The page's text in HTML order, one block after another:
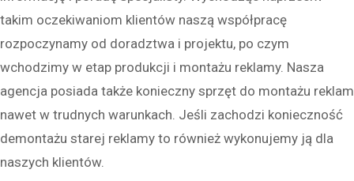
takim oczekiwaniom klientów naszą współpracę
rozpoczynamy od doradztwa i projektu, po czym
wchodzimy w etap produkcji i montażu reklamy. Nasza
agencja posiada także konieczny sprzęt do montażu reklam
nawet w trudnych warunkach. Jeśli zachodzi konieczność
demontażu starej reklamy to również wykonujemy ją dla
naszych klientów.